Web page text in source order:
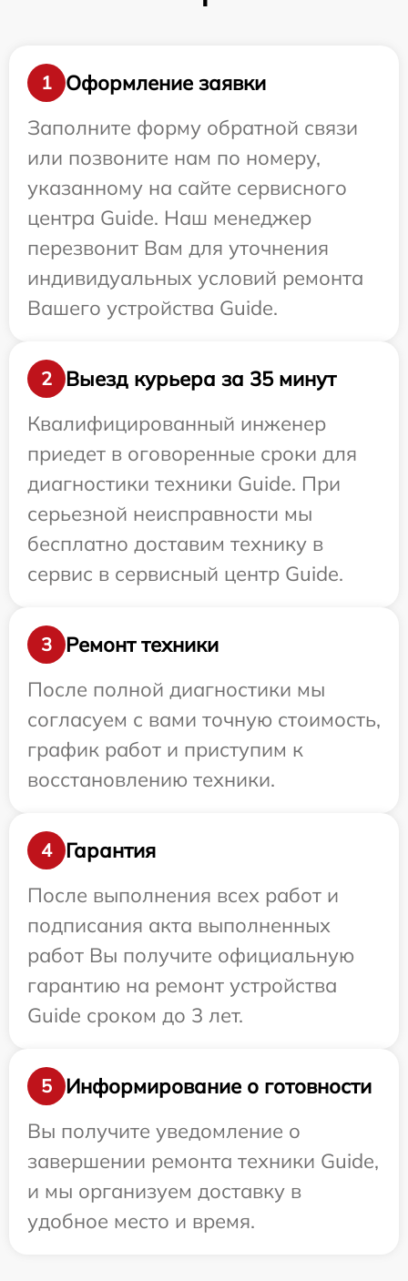
1
Оформление заявки
Заполните форму обратной связи
или позвоните нам по номеру,
указанному на сайте сервисного
центра Guide. Наш менеджер
перезвонит Вам для уточнения
индивидуальных условий ремонта
Вашего устройства Guide.
2
Выезд курьера за 35 минут
Квалифицированный инженер
приедет в оговоренные сроки для
диагностики техники Guide. При
серьезной неисправности мы
бесплатно доставим технику в
сервис в сервисный центр Guide.
3
Ремонт техники
После полной диагностики мы
согласуем с вами точную стоимость,
график работ и приступим к
восстановлению техники.
4
Гарантия
После выполнения всех работ и
подписания акта выполненных
работ Вы получите официальную
гарантию на ремонт устройства
Guide сроком до 3 лет.
5
Информирование о готовности
Вы получите уведомление о
завершении ремонта техники Guide,
и мы организуем доставку в
удобное место и время.